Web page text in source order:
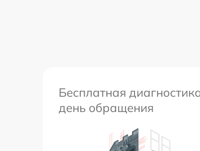
Бесплатная
день обращения